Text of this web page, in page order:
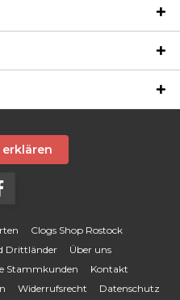
Clogs Shop Rostock
Drittländer
Über uns
Stammkunden
Kontakt
Widerrufsrecht Datenschutz